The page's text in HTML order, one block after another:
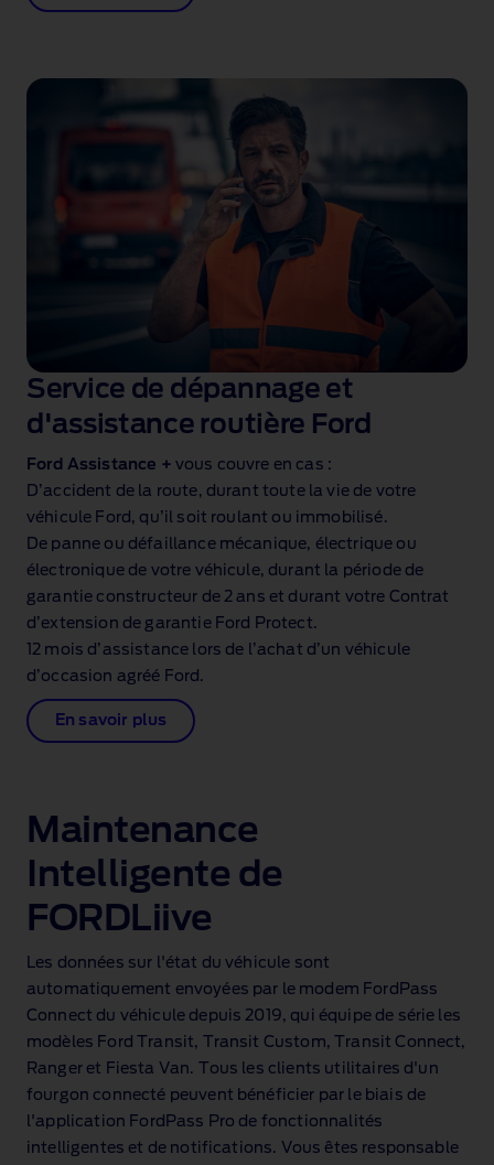
Service de dépannage et
d'assistance routière Ford
Ford Assistance + vous couvre en cas :
D’accident de la route, durant toute la vie de votre
véhicule Ford, qu’il soit roulant ou immobilisé.
De panne ou défaillance mécanique, électrique ou
électronique de votre véhicule, durant la période de
garantie constructeur de 2 ans et durant votre Contrat
d’extension de garantie Ford Protect.
12 mois d’assistance lors de l’achat d’un véhicule
d’occasion agréé Ford.
En savoir plus
Maintenance
Intelligente de
FORDLiive
Les données sur l'état du véhicule sont
automatiquement envoyées par le modem FordPass
Connect du véhicule depuis 2019, qui équipe de série les
modèles Ford Transit, Transit Custom, Transit Connect,
Ranger et Fiesta Van. Tous les clients utilitaires d'un
fourgon connecté peuvent bénéficier par le biais de
l'application FordPass Pro de fonctionnalités
intelligentes et de notifications. Vous êtes responsable